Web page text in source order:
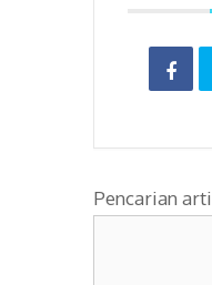
Pencarian